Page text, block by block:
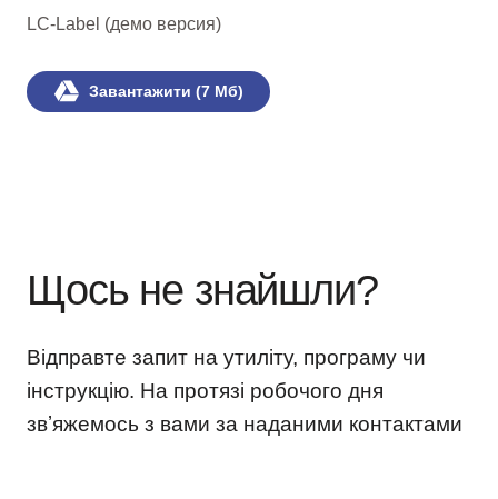
LC-Label (демо версия)
Завантажити (7 Мб)
Щось не знайшли?
Відправте запит на утиліту, програму чи
інструкцію. На протязі робочого дня
звʼяжемось з вами за наданими контактами